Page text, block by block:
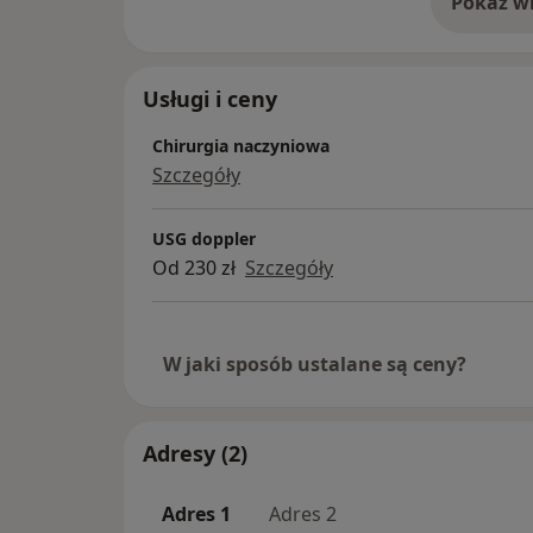
o
Usługi i ceny
Chirurgia naczyniowa
Szczegóły
USG doppler
Od 230 zł Szczegóły
W jaki sposób ustalane są ceny?
Adresy (2)
Adres 1 Adres 2